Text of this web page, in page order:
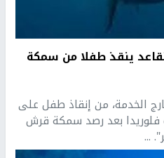
ينقذ طفلا من سمكة
الخدمة، من إنقاذ طفل على
بعد رصد سمكة قرش
...